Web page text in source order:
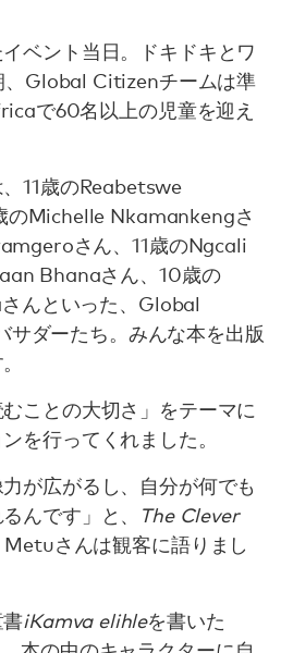
ベント当日。ドキドキとワ
、Global Citizenチームは準
で60名以上の児童を迎え
11歳のReabetswe
のMichelle Nkamankengさ
さん、11歳のNgcali
Bhanaさん、10歳の
んといった、Global
ダーたち。みんな本を出版
ことの大切さ」をテーマに
を行ってくれました。
が広がるし、自分が何でも
んです」と、
The Clever
さんは観客に語りまし
iKamva elihleを書いた